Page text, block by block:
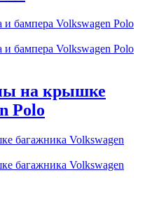
на крышке
Polo